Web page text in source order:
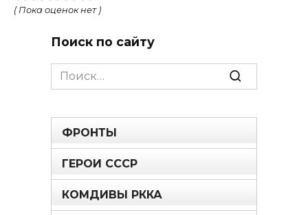
( Пока оценок нет )
Поиск по сайту
Search
for:
ФРОНТЫ
ГЕРОИ СССР
КОМДИВЫ РККА